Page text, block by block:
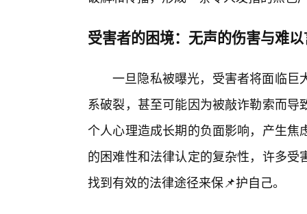
受害者的困境：无声的伤害与难
一旦隐私被曝光，受害者将面临巨
系破裂，甚至可能因为被敲诈勒索而
个人心理造成长期的负面影响，产生
的困难性和法律认定的复杂性，许多
找到有效的法律途径来保📌护自己。